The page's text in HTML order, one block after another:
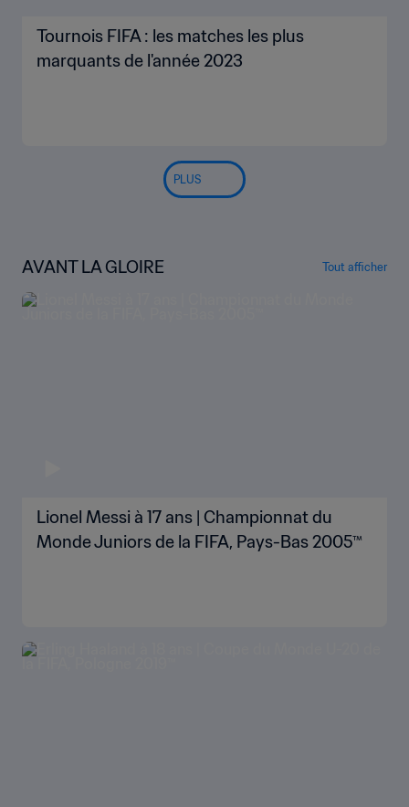
Tournois FIFA : les matches les plus
marquants de l'année 2023
PLUS
AVANT LA GLOIRE Tout afficher
Lionel Messi à 17 ans | Championnat du
Monde Juniors de la FIFA, Pays-Bas 2005™